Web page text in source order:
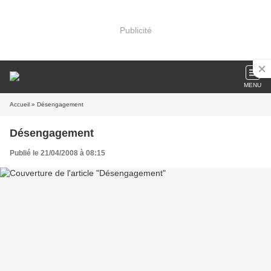
Publicité
MENU
Accueil » Désengagement
Désengagement
Publié le 21/04/2008 à 08:15